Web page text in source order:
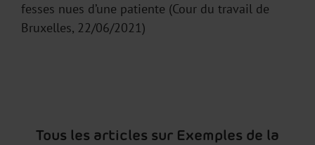
fesses nues d’une patiente (Cour du travail de
Bruxelles, 22/06/2021)
Tous les articles sur Exemples de la